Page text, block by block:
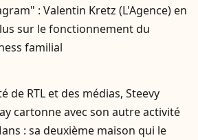
: Valentin Kretz (L'Agence) en
sur le fonctionnement du
familial
de RTL et des médias, Steevy
cartonne avec son autre activité
: sa deuxième maison qui le